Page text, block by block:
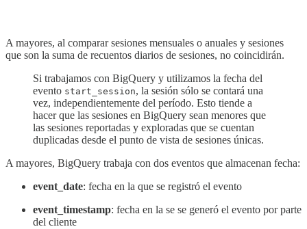
A mayores, al comparar sesiones mensuales o anuales y sesiones
que son la suma de recuentos diarios de sesiones, no coincidirán.
Si trabajamos con BigQuery y utilizamos la fecha del
evento start_session, la sesión sólo se contará una
vez, independientemente del período. Esto tiende a
hacer que las sesiones en BigQuery sean menores que
las sesiones reportadas y exploradas que se cuentan
duplicadas desde el punto de vista de sesiones únicas.
A mayores, BigQuery trabaja con dos eventos que almacenan fecha:
event_date: fecha en la que se registró el evento
event_timestamp: fecha en la se se generó el evento por parte
del cliente